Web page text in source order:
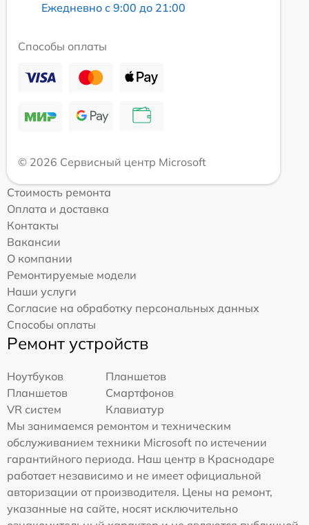
Ежедневно с 9:00 до 21:00
Способы оплаты
© 2026 Сервисный центр Microsoft
Стоимость ремонта
Оплата и доставка
Контакты
Вакансии
О компании
Ремонтируемые модели
Наши услуги
Согласие на обработку персональных данных
Способы оплаты
Ремонт устройств
Ноутбуков
Планшетов
Планшетов
Смартфонов
VR систем
Клавиатур
Мы занимаемся ремонтом и техническим
обслуживанием техники Microsoft по истечении
гарантийного периода. Наш центр в Краснодаре
работает независимо и не имеет официальной
авторизации от производителя. Цены на ремонт,
указанные на сайте, носят исключительно